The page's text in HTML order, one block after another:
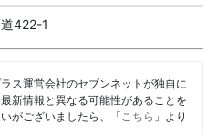
422-1
ス運営会社のセブンネットが独自に
新情報と異なる可能性があることを
がございましたら、「 こちら 」より